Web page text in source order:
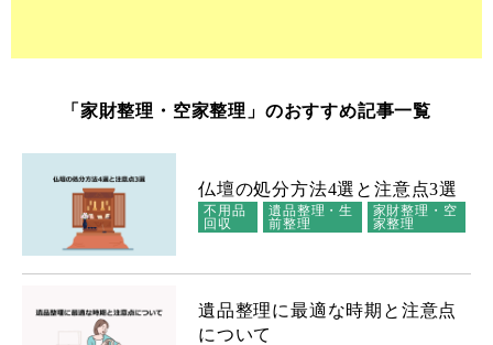
「家財整理・空家整理」のおすすめ記事一覧
仏壇の処分方法4選と注意点3選
不用品
回収
遺品整理・生
前整理
家財整理・空
家整理
遺品整理に最適な時期と注意点
について